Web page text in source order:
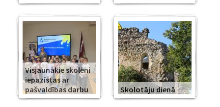
Visjaunākie skolēni
iepazīstas ar
pašvaldības darbu
Skolotāju dienā